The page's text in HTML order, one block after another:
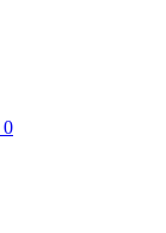
0